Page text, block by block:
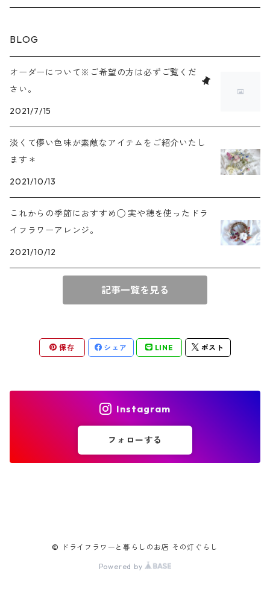
BLOG
オーダーについて※ご希望の方は必ずご覧くだ
さい。
2021/7/15
淡くて儚い色味が素敵なアイテムをご紹介いたし
ます＊
2021/10/13
これからの季節におすすめ◯ 実や穂を使ったドラ
イフラワーアレンジ。
2021/10/12
記事一覧を見る
保存 シェア LINE ポスト
Instagram
フォローする
© ドライフラワーと暮らしのお店 その灯ぐらし
Powered by